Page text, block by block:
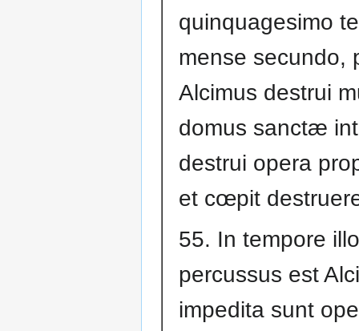
quinquagesimo
mense secundo,
Alcimus destrui
domus sanctæ
destrui opera
et cœpit
55. In tempore illo
percussus est
impedita sunt